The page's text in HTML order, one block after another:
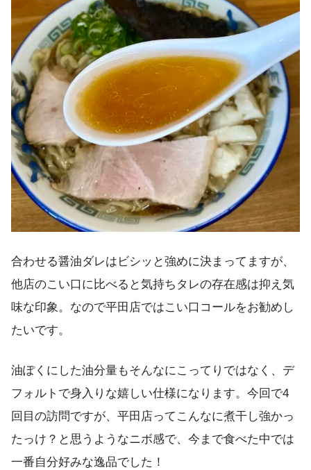
合わせる醤油ダレはビシッと強めに決まってますが、
他店のこい口に比べると気持ちタレの存在感は抑え気
味な印象。なので平田店ではこい口コールをお勧めし
たいです。
油ぽくにした油分量もそんなにこってりではなく、デ
フォルトで身入りな嬉しい仕様になります。今回で4
回目の訪問ですが、平田店ってこんなに煮干し強かっ
たっけ？と思うようなニボ感で、今まで食べた中では
一番自分好みな逸品でした！